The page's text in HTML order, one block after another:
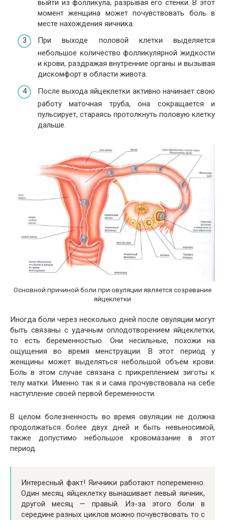
выйти из фолликула, разрывая его стенки. В этот
момент женщина может почувствовать боль в
месте нахождения яичника.
При выходе половой клетки выделяется
небольшое количество фолликулярной жидкости
и крови, раздражая внутренние органы и вызывая
дискомфорт в области живота.
После выхода яйцеклетки активно начинает свою
работу маточная труба, она сокращается и
пульсирует, стараясь протолкнуть половую клетку
дальше.
Основной причиной боли при овуляции является созревание
яйцеклетки
Иногда боли через несколько дней после овуляции могут
быть связаны с удачным оплодотворением яйцеклетки,
то есть беременностью. Они несильные, похожи на
ощущения во время менструации. В этот период у
женщины может выделяться небольшой объём крови.
Боль в этом случае связана с прикреплением зиготы к
телу матки. Именно так я и сама прочувствовала на себе
наступление своей первой беременности.
В целом болезненность во время овуляции не должна
продолжаться более двух дней и быть невыносимой,
также допустимо небольшое кровомазание в этот
период.
Интересный факт! Яичники работают попеременно.
Один месяц яйцеклетку вынашивает левый яичник,
другой месяц — правый. Из-за этого боли в
середине разных циклов можно почувствовать то с